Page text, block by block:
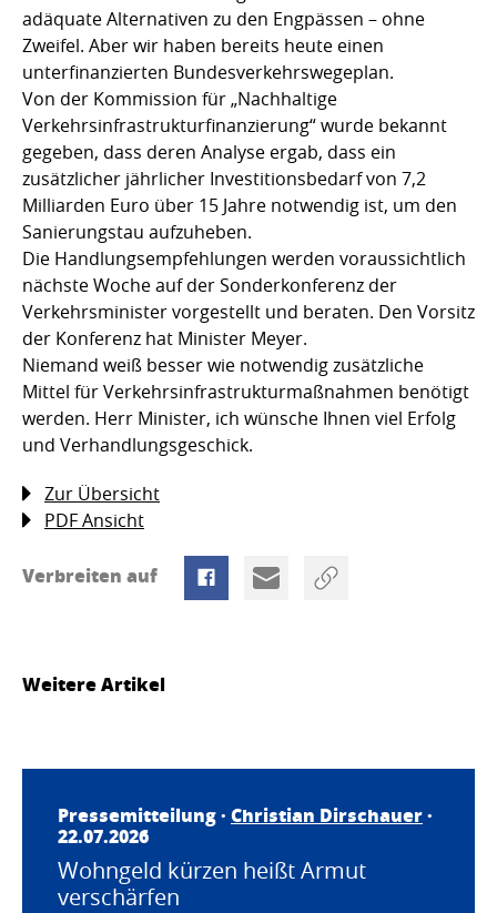
adäquate Alternativen zu den Engpässen – ohne
Zweifel. Aber wir haben bereits heute einen
unterfinanzierten Bundesverkehrswegeplan.
Von der Kommission für „Nachhaltige
Verkehrsinfrastrukturfinanzierung“ wurde bekannt
gegeben, dass deren Analyse ergab, dass ein
zusätzlicher jährlicher Investitionsbedarf von 7,2
Milliarden Euro über 15 Jahre notwendig ist, um den
Sanierungstau aufzuheben.
Die Handlungsempfehlungen werden voraussichtlich
nächste Woche auf der Sonderkonferenz der
Verkehrsminister vorgestellt und beraten. Den Vorsitz
der Konferenz hat Minister Meyer.
Niemand weiß besser wie notwendig zusätzliche
Mittel für Verkehrsinfrastrukturmaßnahmen benötigt
werden. Herr Minister, ich wünsche Ihnen viel Erfolg
und Verhandlungsgeschick.
Zur Übersicht
PDF Ansicht
Verbreiten auf
Weitere Artikel
Pressemitteilung · Christian Dirschauer·
22.07.2026
Wohngeld kürzen heißt Armut
verschärfen